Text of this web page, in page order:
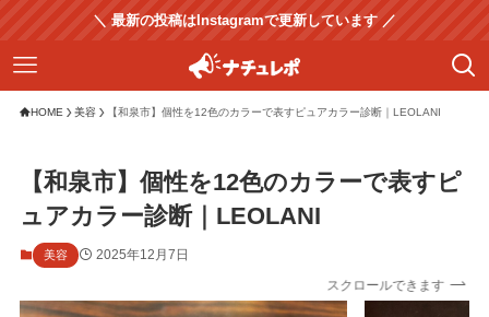
＼ 最新の投稿はInstagramで更新しています ／
HOME 美容 【和泉市】個性を12色のカラーで表すピュアカラー診断｜LEOLANI
【和泉市】個性を12色のカラーで表すピ
ュアカラー診断｜LEOLANI
美容
2025年12月7日
スクロールできます